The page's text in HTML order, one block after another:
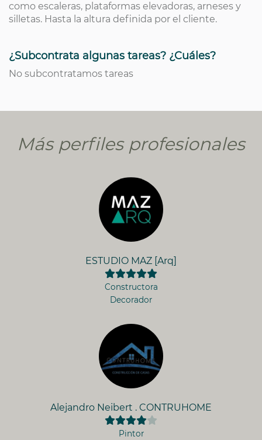
como escaleras, plataformas elevadoras, arneses y
silletas. Hasta la altura definida por el cliente.
¿Subcontrata algunas tareas? ¿Cuáles?
No subcontratamos tareas
Más perfiles profesionales
ESTUDIO MAZ [Arq]
Constructora
Decorador
Alejandro Neibert . CONTRUHOME
Pintor